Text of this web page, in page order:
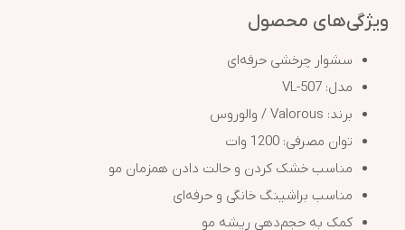
ویژگی‌های محصول
سشوار چرخشی حرفه‌ای
مدل: VL-507
برند: Valorous / والوروس
توان مصرفی: 1200 وات
مناسب خشک کردن و حالت دادن همزمان مو
مناسب براشینگ خانگی و حرفه‌ای
کمک به حجم‌دهی ریشه مو